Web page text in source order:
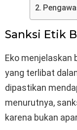
Sanksi Etik
Eko menjelaskan
yang terlibat
dipastikan
menurutnya,
karena bukan